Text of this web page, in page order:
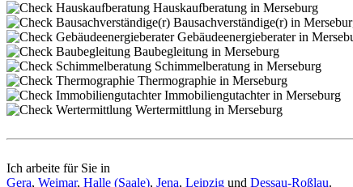
Hauskaufberatung in Merseburg
Bausachverständige(r) in
Gebäudeenergieberater in
Baubegleitung in Merseburg
Schimmelberatung in Merseburg
Thermographie in Merseburg
Immobiliengutachter in Merseburg
Wertermittlung in Merseburg
Ich arbeite für Sie in
Gera, Weimar, Halle (Saale), Jena, Leipzig und Dessau-Roßlau.